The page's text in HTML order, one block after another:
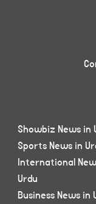
Showbiz News in
Sports News in
International
Urdu
Business News in